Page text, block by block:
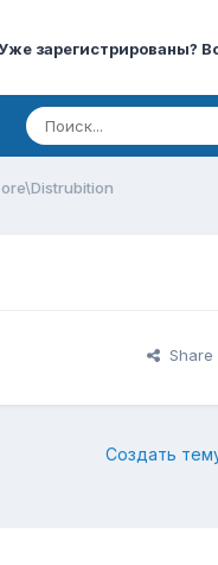
зарегистрированы?
Share
Создать